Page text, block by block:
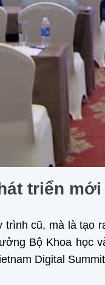
triển mới
trình cũ, mà là tạo
Bộ Khoa học
Digital